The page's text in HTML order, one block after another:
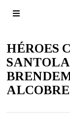
HÉROES
ALCOBRE